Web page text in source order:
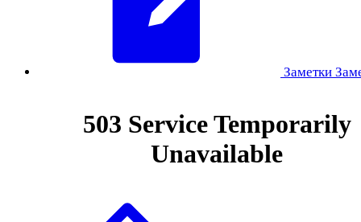
Заметки